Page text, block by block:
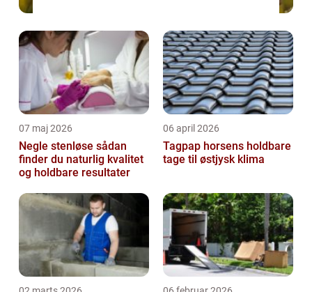
07 maj 2026
Negle stenløse sådan
finder du naturlig kvalitet
og holdbare resultater
06 april 2026
Tagpap horsens holdbare
tage til østjysk klima